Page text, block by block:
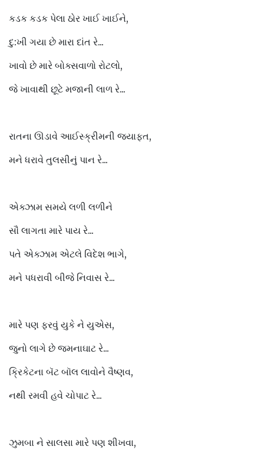
કડક કડક પેલા ઠોર ખાઈ ખાઈને,
દુ:ખી ગયા છે મારા દાંત રે...
ખાવો છે મારે બોક્સવાળો રોટલો,
જે ખાવાથી છૂટે મજાની લાળ રે...
રાતના ઊડાવે આઈસ્ક્રીમની જયાફત,
મને ધરાવે તુલસીનું પાન રે...
એક્ઝામ સમયે લળી લળીને
સૌ લાગતા મારે પાય રે...
પતે એક્ઝામ એટલે વિદેશ ભાગે,
મને પધરાવી બીજે નિવાસ રે...
મારે પણ ફરવું યુકે ને યુએસ,
જુનો લાગે છે જમનાઘાટ રે...
ક્રિકેટના બૅટ બૉલ લાવોને વૈષ્ણવ,
નથી રમવી હવે ચોપાટ રે...
ઝુમબા ને સાલસા મારે પણ શીખવા,